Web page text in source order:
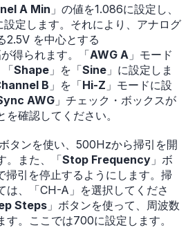
A Min 」の値を1.086に設定し、
設定します。それにより、アナログ
2.5V を中心とする
得られます。「AWG A 」モード
「Shape 」を「Sine 」に設定しま
B 」を「Hi-Z 」モードに設
AWG 」チェック・ボックスが
確認してください。
タンを使い、500Hzから掃引を開
。また、「Stop Frequency 」ボ
掃引を停止するようにします。掃
は、「CH-A」を選択してくださ
Steps 」ボタンを使って、周波数
。ここでは700に設定します。